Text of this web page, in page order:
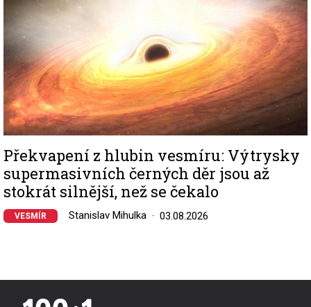
Překvapení z hlubin vesmíru: Výtrysky
supermasivních černých děr jsou až
stokrát silnější, než se čekalo
VESMÍR Stanislav Mihulka 03.08.2026